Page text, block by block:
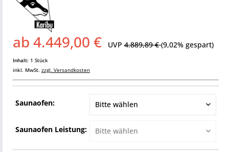
ab 4.449,00 € UVP 4.889,89 €(9,02% gespart)
Inhalt: 1 Stück
inkl. MwSt. zzgl. Versandkosten
Saunaofen:
Saunaofen Leistung: